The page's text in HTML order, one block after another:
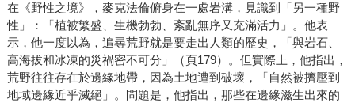
在《野性之境》，麥克法倫俯身在一處岩溝，見識到「另一種野
性」：「植被繁盛、生機勃勃、紊亂無序又充滿活力」。他表
示，他一度以為，追尋荒野就是要走出人類的歷史，「與岩石、
高海拔和冰凍的災禍密不可分」（頁179）。但實際上，他指出，
荒野往往存在於邊緣地帶，因為土地遭到破壞，「自然被擠壓到
地域邊緣近乎滅絕」。問題是，他指出，那些在邊緣滋生出來的